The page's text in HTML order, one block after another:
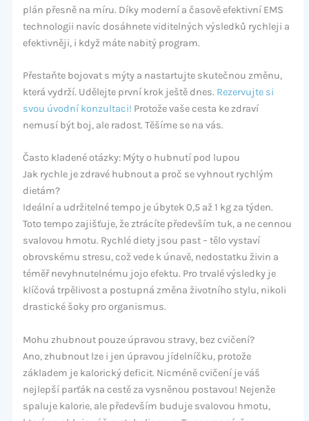
plán přesně na míru. Díky moderní a časově efektivní EMS
technologii navíc dosáhnete viditelných výsledků rychleji a
efektivněji, i když máte nabitý program.
Přestaňte bojovat s mýty a nastartujte skutečnou změnu,
která vydrží. Udělejte první krok ještě dnes. Rezervujte si
svou úvodní konzultaci! Protože vaše cesta ke zdraví
nemusí být boj, ale radost. Těšíme se na vás.
Často kladené otázky: Mýty o hubnutí pod lupou
Jak rychle je zdravé hubnout a proč se vyhnout rychlým
dietám?
Ideální a udržitelné tempo je úbytek 0,5 až 1 kg za týden.
Toto tempo zajišťuje, že ztrácíte především tuk, a ne cennou
svalovou hmotu. Rychlé diety jsou past – tělo vystaví
obrovskému stresu, což vede k únavě, nedostatku živin a
téměř nevyhnutelnému jojo efektu. Pro trvalé výsledky je
klíčová trpělivost a postupná změna životního stylu, nikoli
drastické šoky pro organismus.
Mohu zhubnout pouze úpravou stravy, bez cvičení?
Ano, zhubnout lze i jen úpravou jídelníčku, protože
základem je kalorický deficit. Nicméně cvičení je váš
nejlepší parťák na cestě za vysněnou postavou! Nejenže
spaluje kalorie, ale především buduje svalovou hmotu,